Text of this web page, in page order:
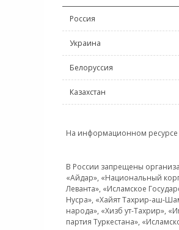
Россия
Украина
Белоруссия
Казахстан
На информационном ресурсе
В России запрещены
«Айдар», «Национальный
Леванта», «Исламское
Нусра», «Хайят Тахрир-аш-
народа», «Хизб ут-Тахрир»,
партия Туркестана»,